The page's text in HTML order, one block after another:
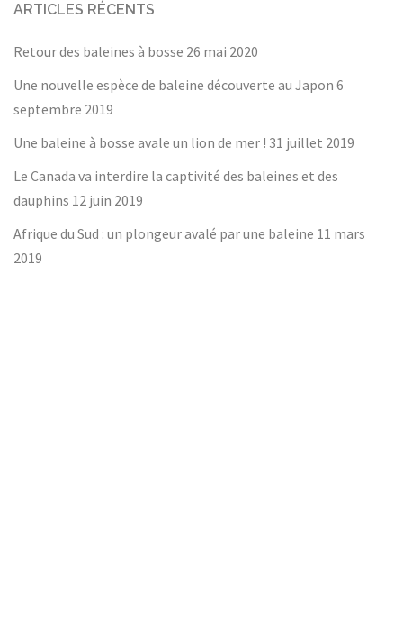
ARTICLES RÉCENTS
Retour des baleines à bosse 26 mai 2020
Une nouvelle espèce de baleine découverte au Japon 6
septembre 2019
Une baleine à bosse avale un lion de mer ! 31 juillet 2019
Le Canada va interdire la captivité des baleines et des
dauphins 12 juin 2019
Afrique du Sud : un plongeur avalé par une baleine 11 mars
2019